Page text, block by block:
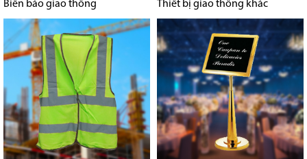
Biển báo giao thông Thiết bị giao thông khác